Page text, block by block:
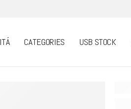
CATEGORIES USB STOCK